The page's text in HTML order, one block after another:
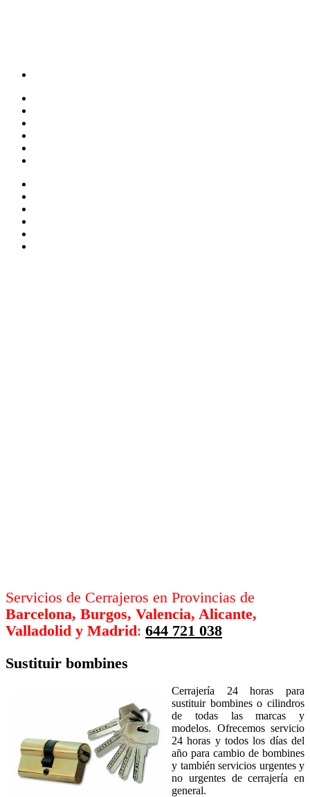
Servicios de Cerrajeros en Provincias de
Barcelona, Burgos, Valencia, Alicante,
Valladolid y Madrid: 644 721 038
Sustituir bombines
Cerrajería 24 horas para
sustituir bombines o cilindros
de todas las marcas y
modelos. Ofrecemos servicio
24 horas y todos los días del
año para cambio de bombines
y también servicios urgentes y
no urgentes de cerrajería en
general.